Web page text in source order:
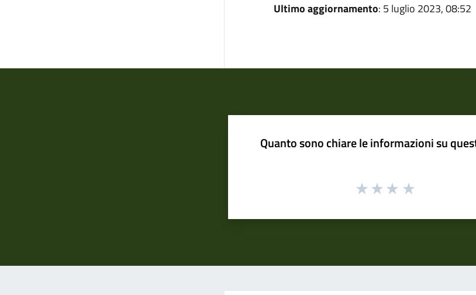
Ultimo aggiornamento: 5 luglio 2023, 08:52
Quanto sono chiare le informazioni su